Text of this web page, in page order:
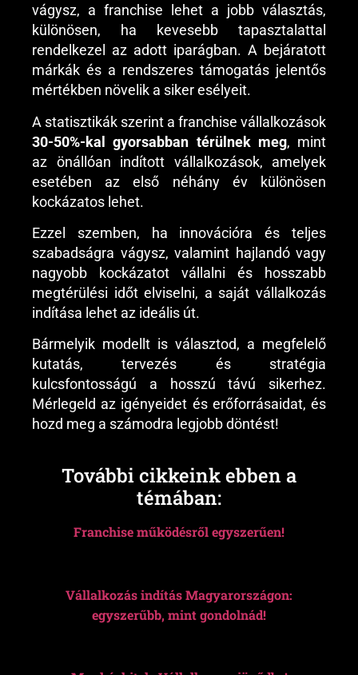
vágysz, a franchise lehet a jobb választás,
különösen, ha kevesebb tapasztalattal
rendelkezel az adott iparágban. A bejáratott
márkák és a rendszeres támogatás jelentős
mértékben növelik a siker esélyeit.
A statisztikák szerint a franchise vállalkozások
30-50%-kal gyorsabban térülnek meg, mint
az önállóan indított vállalkozások, amelyek
esetében az első néhány év különösen
kockázatos lehet.
Ezzel szemben, ha innovációra és teljes
szabadságra vágysz, valamint hajlandó vagy
nagyobb kockázatot vállalni és hosszabb
megtérülési időt elviselni, a saját vállalkozás
indítása lehet az ideális út.
Bármelyik modellt is választod, a megfelelő
kutatás, tervezés és stratégia
kulcsfontosságú a hosszú távú sikerhez.
Mérlegeld az igényeidet és erőforrásaidat, és
hozd meg a számodra legjobb döntést!
További cikkeink ebben a
témában:
Franchise működésről egyszerűen!
Vállalkozás indítás Magyarországon:
egyszerűbb, mint gondolnád!